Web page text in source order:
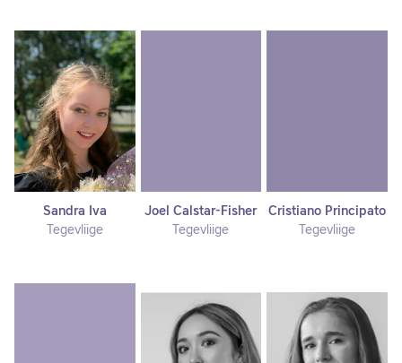
Sandra Iva
Tegevliige
Joel Calstar-Fisher
Tegevliige
Cristiano Principato
Tegevliige